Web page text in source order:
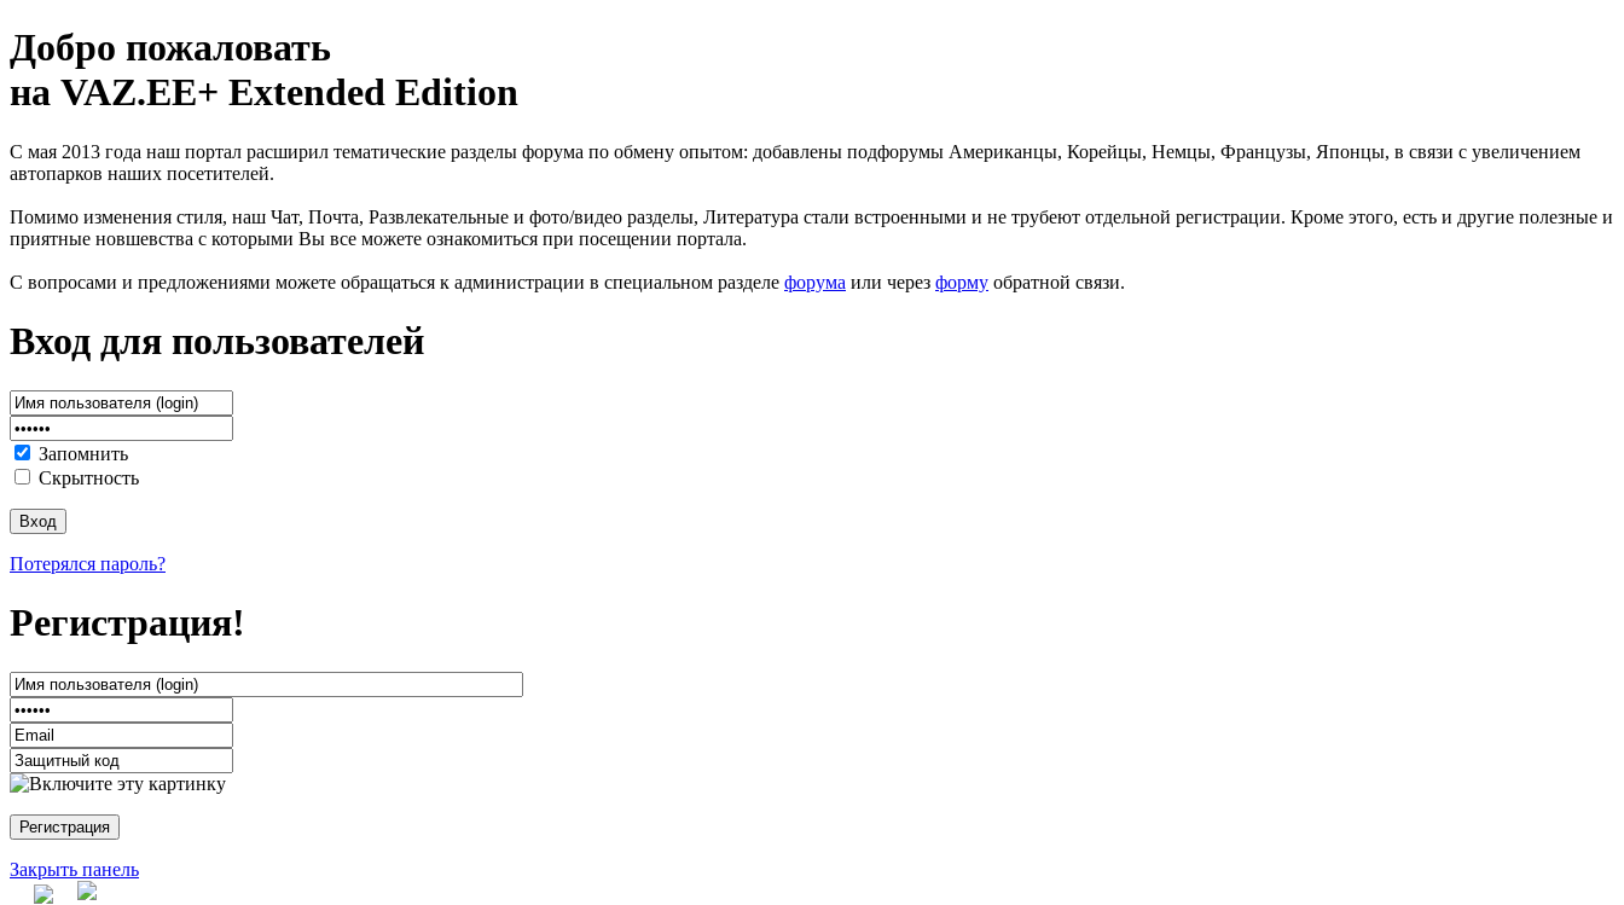
Добро пожаловать
на VAZ.EE+ Extended Edition
С мая 2013 года наш портал расширил тематические разделы форума по обмену опытом: добавлены подфорумы Американцы, Корейцы, Немцы, Французы, Японцы, в связи с увеличением
автопарков наших посетителей.
Помимо изменения стиля, наш Чат, Почта, Развлекательные и фото/видео разделы, Литература стали встроенными и не трубеют отдельной регистрации. Кроме этого, есть и другие полезные и
приятные новшевства с которыми Вы все можете ознакомиться при посещении портала.
С вопросами и предложениями можете обращаться к администрации в специальном разделе форума или через форму обратной связи.
Вход для пользователей
Запомнить
Скрытность
Потерялся пароль?
Регистрация!
Закрыть панель